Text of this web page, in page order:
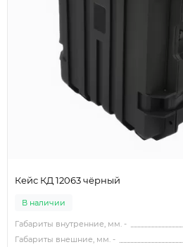
Кейс КД 12063 чёрный
В наличии
Габариты внутренние, мм. -
Габариты внешние, мм. -